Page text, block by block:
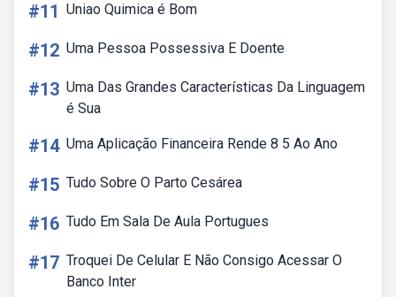
#11 Uniao Quimica é Bom
#12 Uma Pessoa Possessiva E Doente
#13 Uma Das Grandes Características Da Linguagem
é Sua
#14 Uma Aplicação Financeira Rende 8 5 Ao Ano
#15 Tudo Sobre O Parto Cesárea
#16 Tudo Em Sala De Aula Portugues
#17 Troquei De Celular E Não Consigo Acessar O
Banco Inter